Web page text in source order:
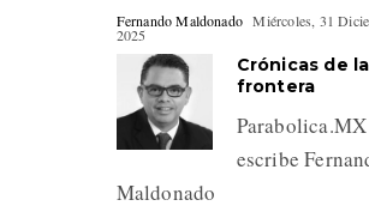
Fernando Maldonado Miércoles, 31
2025
Crónicas de la
frontera
Parabolica.MX
escribe
Maldonado